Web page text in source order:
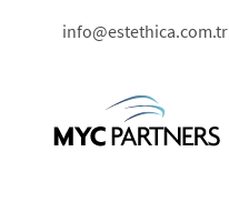
info@estethica.com.tr